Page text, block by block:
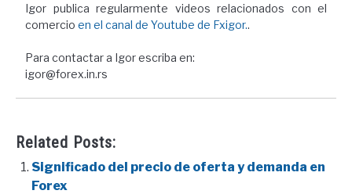
Igor publica regularmente videos relacionados con el
comercio en el canal de Youtube de Fxigor..
Para contactar a Igor escriba en:
igor@forex.in.rs
Related Posts:
Significado del precio de oferta y demanda en
Forex